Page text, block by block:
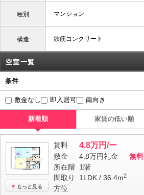
種別 マンション
構造 鉄筋コンクリート
空室一覧
条件
敷金なし 即入居可 南向き
新着順 家賃の低い順
もっと見る
賃料 4.8万円/ー
敷金 4.8万円礼金
無料
所在階 1階
間取り
1LDK / 36.4m2
方位